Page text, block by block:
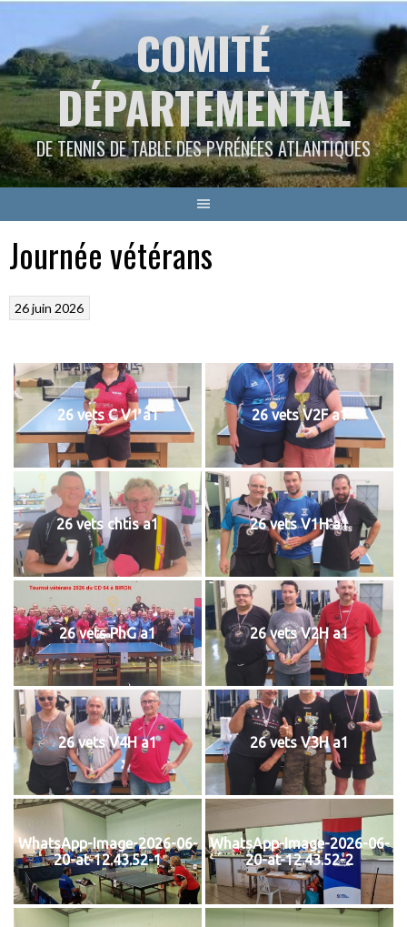
contenu
COMITÉ
DÉPARTEMENTAL
DE TENNIS DE TABLE DES PYRÉNÉES ATLANTIQUES
Journée vétérans
26 juin 2026
26 vets C V1 a1 26 vets V2F a1
26 vets chtis a1 26 vets V1H a1
26 vets PhG a1 26 vets V2H a1
26 vets V4H a1 26 vets V3H a1
WhatsApp-Image-2026-06-
20-at-12.43.52-1
WhatsApp-Image-2026-06-
20-at-12.43.52-2